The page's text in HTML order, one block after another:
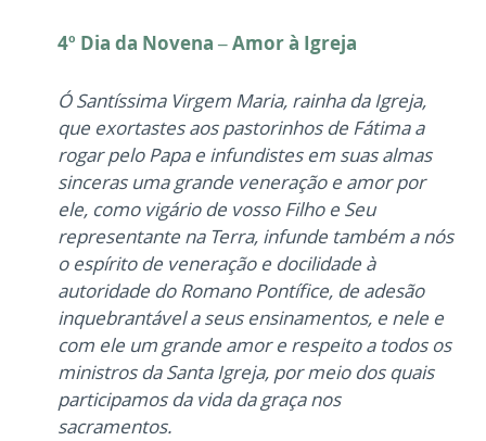
4º Dia da Novena – Amor à Igreja
Ó Santíssima Virgem Maria, rainha da Igreja,
que exortastes aos pastorinhos de Fátima a
rogar pelo Papa e infundistes em suas almas
sinceras uma grande veneração e amor por
ele, como vigário de vosso Filho e Seu
representante na Terra, infunde também a nós
o espírito de veneração e docilidade à
autoridade do Romano Pontífice, de adesão
inquebrantável a seus ensinamentos, e nele e
com ele um grande amor e respeito a todos os
ministros da Santa Igreja, por meio dos quais
participamos da vida da graça nos
sacramentos.